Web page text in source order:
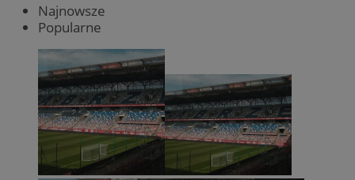
Najnowsze
Popularne